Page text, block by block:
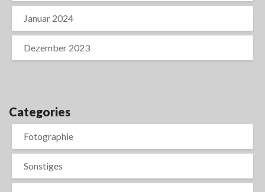
Januar 2024
Dezember 2023
Categories
Fotographie
Sonstiges